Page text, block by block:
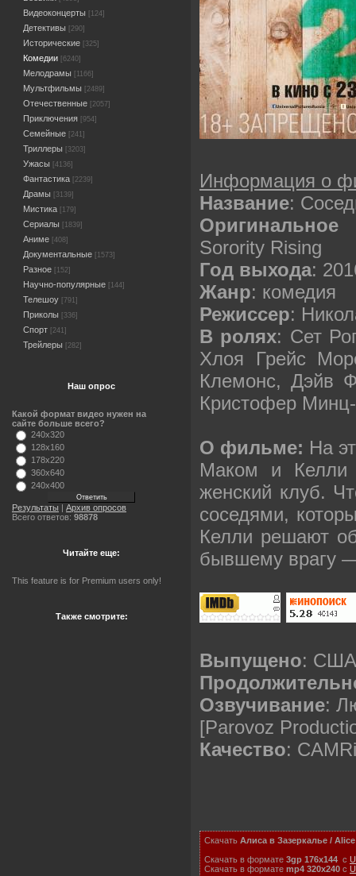
Видеоконцерты [124]
Детективы [290]
Исторические [325]
Комедии [6240]
Мелодрамы [1166]
Мультфильмы [2489]
Отечественные [2057]
Приключения [954]
Семейные [241]
Триллеры [3203]
Ужасы [4136]
Фантастика [2239]
Драмы [3139]
Мистика [179]
Сериалы [1839]
Аниме [408]
Документальные [1573]
Разное [152]
Научно-популярные [144]
Телешоу [791]
Приколы [336]
Спорт [241]
Трейлеры [282]
Наш опрос
Какой формат видео нужен на
сайте больше всего?
240x320
128x160
178x220
360x640
240x400
Результаты | Архив опросов
Всего ответов: 98878
Читайте еще:
This feature is for Premium users only!
Также смотрите:
Информация о
Название:
Оригинальное
Sorority Rising
Год выхода:
Жанр: комедия
Режиссер:
В ролях: Сет
Хлоя Грейс
Клемонс, Дэйв
Кристофер
О фильме: На
Маком и Келли
женский клуб.
соседями,
Келли решают
бывшему врагу
Выпущено: США
Озвучивание:
[Parovoz
Качество:
Скачать Алиса в Зазеркалье /
Скачать в формате 3gp 176x144 с
Скачать в формате mp4 320x240 с